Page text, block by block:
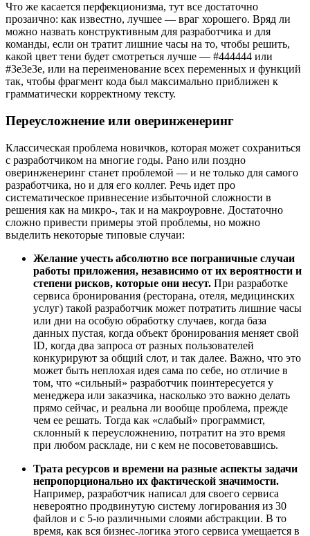
Что же касается перфекционизма, тут все достаточно
прозаично: как известно, лучшее — враг хорошего. Вряд ли
можно назвать конструктивным для разработчика и для
команды, если он тратит лишние часы на то, чтобы решить,
какой цвет тени будет смотреться лучше — #444444 или
#3e3e3e, или на переименование всех переменных и функций
так, чтобы фрагмент кода был максимально приближен к
грамматически корректному тексту.
Переусложнение или оверинженеринг
Классическая проблема новичков, которая может сохраниться
с разработчиком на многие годы. Рано или поздно
оверинженеринг станет проблемой — и не только для самого
разработчика, но и для его коллег. Речь идет про
систематическое привнесение избыточной сложности в
решения как на микро-, так и на макроуровне. Достаточно
сложно привести примеры этой проблемы, но можно
выделить некоторые типовые случаи:
Желание учесть абсолютно все пограничные случаи
работы приложения, независимо от их вероятности и
степени рисков, которые они несут. При разработке
сервиса бронирования (ресторана, отеля, медицинских
услуг) такой разработчик может потратить лишние часы
или дни на особую обработку случаев, когда база
данных пустая, когда объект бронирования меняет свой
ID, когда два запроса от разных пользователей
конкурируют за общий слот, и так далее. Важно, что это
может быть неплохая идея сама по себе, но отличие в
том, что «сильный» разработчик поинтересуется у
менеджера или заказчика, насколько это важно делать
прямо сейчас, и реальна ли вообще проблема, прежде
чем ее решать. Тогда как «слабый» программист,
склонный к переусложнению, потратит на это время
при любом раскладе, ни с кем не посоветовавшись.
Трата ресурсов и времени на разные аспекты задачи
непропорционально их фактической значимости.
Например, разработчик написал для своего сервиса
невероятно продвинутую систему логирования из 30
файлов и с 5-ю различными слоями абстракции. В то
время, как вся бизнес-логика этого сервиса умещается в